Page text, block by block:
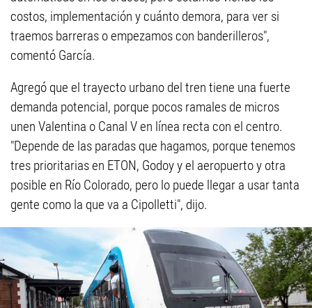
costos, implementación y cuánto demora, para ver si
traemos barreras o empezamos con banderilleros",
comentó García.
Agregó que el trayecto urbano del tren tiene una fuerte
demanda potencial, porque pocos ramales de micros
unen Valentina o Canal V en línea recta con el centro.
"Depende de las paradas que hagamos, porque tenemos
tres prioritarias en ETON, Godoy y el aeropuerto y otra
posible en Río Colorado, pero lo puede llegar a usar tanta
gente como la que va a Cipolletti", dijo.